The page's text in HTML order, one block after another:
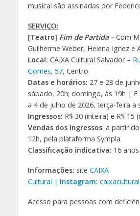
musical são assinadas por
SERVIÇO:
[Teatro] Fim de Partida –Com
Guilherme Weber, Helena Ignez e
Local: CAIXA Cultural Salvador –
Gomes, 57, Centro
Datas e horários: 27 e 28 de
sábado, 20h; domingo, às 19h | E
a 4 de julho de 2026, terça-feira a
Ingressos: R$ 30 (inteira) e R$ 15
Vendas dos Ingressos: a partir
12h, pela plataforma Sympla
Classificação indicativa: 16 anos
Informações: site CAIXA
Cultural | Instagram:
Acesso para pessoas com